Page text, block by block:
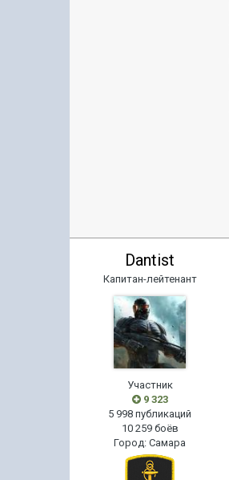
Dantist
Капитан-лейтенант
Участник
9 323
5 998 публикаций
10 259 боёв
Город:Самара